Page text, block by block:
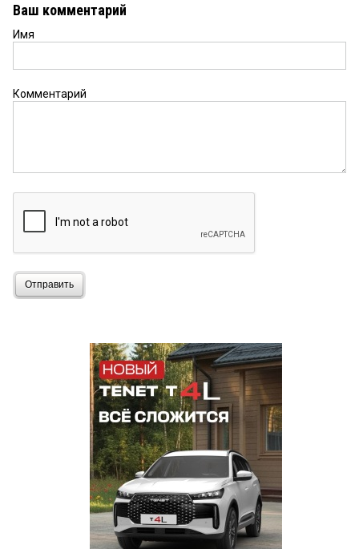
Ваш комментарий
Имя
Комментарий
Отправить